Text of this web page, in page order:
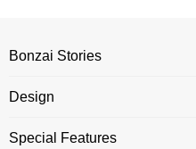
Bonzai Stories
Design
Special Features